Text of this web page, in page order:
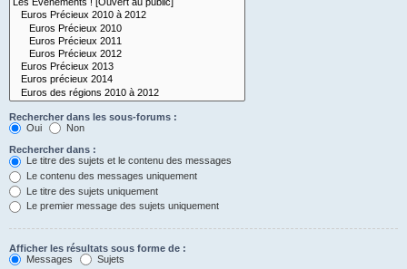
Rechercher dans les sous-forums :
Oui
Non
Rechercher dans :
Le titre des sujets et le contenu des messages
Le contenu des messages uniquement
Le titre des sujets uniquement
Le premier message des sujets uniquement
Afficher les résultats sous forme de :
Messages
Sujets